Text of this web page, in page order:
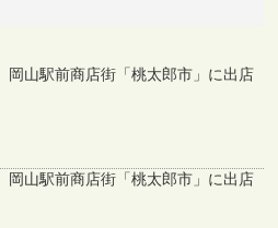
岡山駅前商店街「桃太郎市」に出店
岡山駅前商店街「桃太郎市」に出店